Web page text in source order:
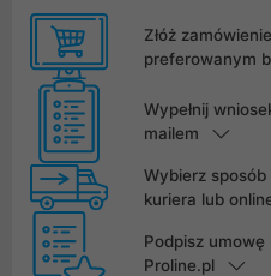
Złóż
preferowanym
Wypełnij
mailem
Wybierz
kuriera lub
Podpisz
Proline.pl